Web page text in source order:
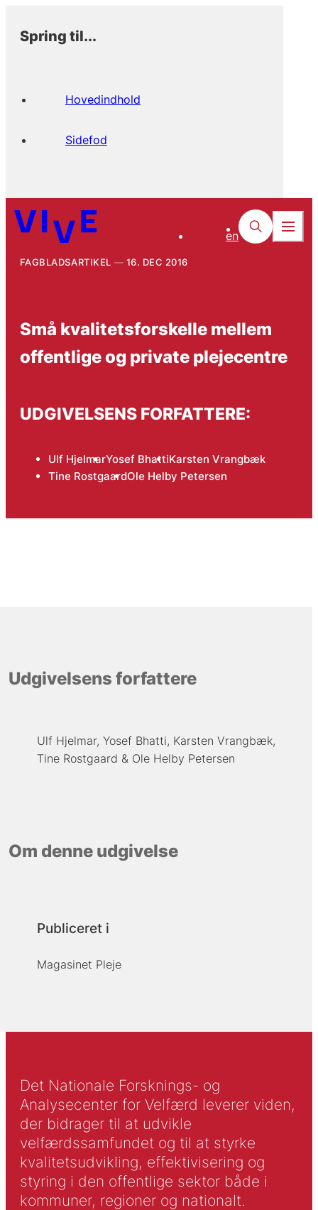
Spring til...
Hovedindhold
Sidefod
en
FAGBLADSARTIKEL 16. DEC 2016
Små kvalitetsforskelle mellem
offentlige og private plejecentre
UDGIVELSENS FORFATTERE:
Ulf HjelmarYosef BhattiKarsten Vrangbæk
Tine RostgaardOle Helby Petersen
Udgivelsens forfattere
Ulf Hjelmar Yosef Bhatti Karsten Vrangbæk
Tine Rostgaard
Ole Helby Petersen
Om denne udgivelse
Publiceret i
Magasinet Pleje
Det Nationale Forsknings- og
Analysecenter for Velfærd leverer viden,
der bidrager til at udvikle
velfærdssamfundet og til at styrke
kvalitetsudvikling, effektivisering og
styring i den offentlige sektor både i
kommuner, regioner og nationalt.